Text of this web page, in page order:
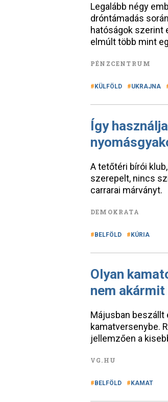
Legalább négy
dróntámadás
hatóságok szerint
elmúlt több mint
PÉNZCENTRUM
KÜLFÖLD UKRAJNA
Így
A tetőtéri bírói
szerepelt, nincs
carrarai márványt.
DEMOKRATA
BELFÖLD KÚRIA
Olyan
nem
Májusban beszállt
kamatversenybe.
jellemzően a
VG.HU
BELFÖLD KAMAT